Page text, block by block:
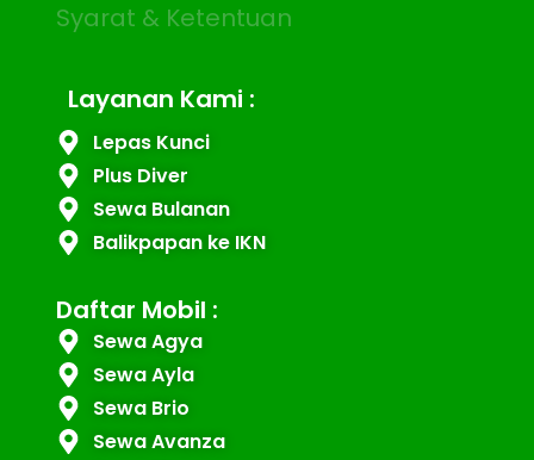
Syarat & Ketentuan
Layanan Kami :
Lepas Kunci
Plus Diver
Sewa Bulanan
Balikpapan ke IKN
Daftar Mobil :
Sewa Agya
Sewa Ayla
Sewa Brio
Sewa Avanza